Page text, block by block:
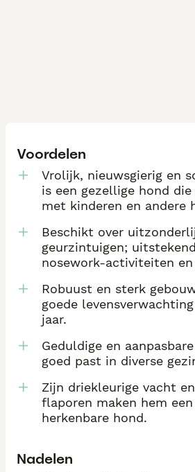
Voordelen
Vrolijk, nieuwsgierig en
is een gezellige hond
met kinderen en andere
Beschikt over
geurzintuigen;
nosework-activiteiten
Robuust en sterk
goede
jaar.
Geduldige en
goed past in diverse
Zijn driekleurige vacht
flaporen maken hem
herkenbare hond.
Nadelen